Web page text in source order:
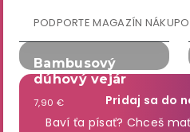
PODPORTE MAGAZÍN
Bambusový
dúhový vejár
7,90 €
Pridaj sa do
Baví ťa písať? Chceš